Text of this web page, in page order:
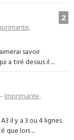
2
savoir
a tiré dessus il ...
Imprimante,
il y a 3 ou 4 lignes
que lors ...